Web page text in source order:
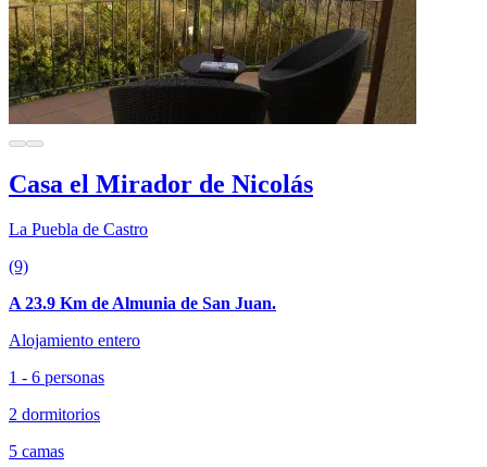
Casa el Mirador de Nicolás
La Puebla de Castro
(9)
A 23.9 Km de Almunia de San Juan.
Alojamiento entero
1 - 6 personas
2 dormitorios
5 camas